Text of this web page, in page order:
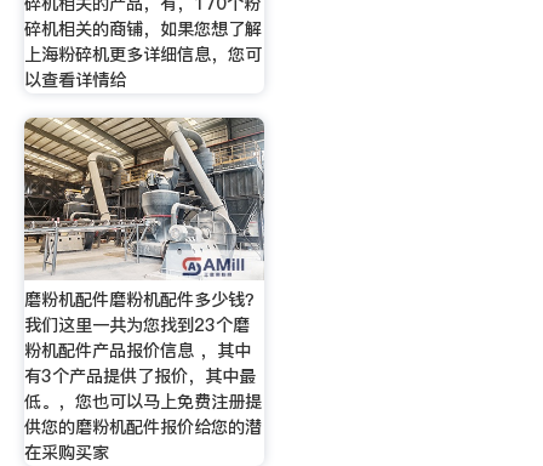
碎机相关的商铺，如果您想了解
上海粉碎机更多详细信息，您可
以查看详情给
磨粉机配件磨粉机配件多少钱？
我们这里一共为您找到23个磨
粉机配件产品报价信息 ，其中
有3个产品提供了报价，其中最
低。，您也可以马上免费注册提
供您的磨粉机配件报价给您的潜
在采购买家